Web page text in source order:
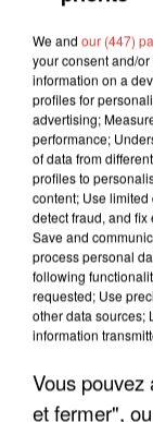
FRANCE
We and our (447)
your consent and/
information on a
profiles for
advertising;
performance;
of data from
profiles to
content; Use limited
detect fraud, and
Save and
process personal
following
requested; Use
other data sources;
information
Vous pouvez
et fermer",